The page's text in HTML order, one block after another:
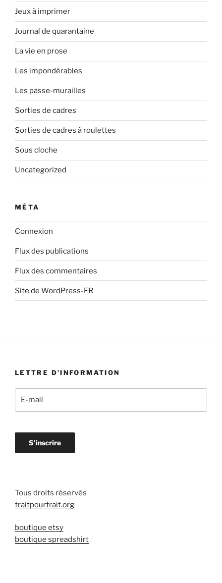
Jeux à imprimer
Journal de quarantaine
La vie en prose
Les impondérables
Les passe-murailles
Sorties de cadres
Sorties de cadres à roulettes
Sous cloche
Uncategorized
MÉTA
Connexion
Flux des publications
Flux des commentaires
Site de WordPress-FR
LETTRE D’INFORMATION
Tous droits réservés
traitpourtrait.org
boutique etsy
boutique spreadshirt